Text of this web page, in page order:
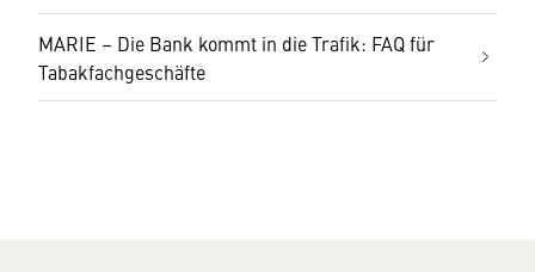
MARIE – Die Bank kommt in die Trafik: FAQ für
Tabakfachgeschäfte